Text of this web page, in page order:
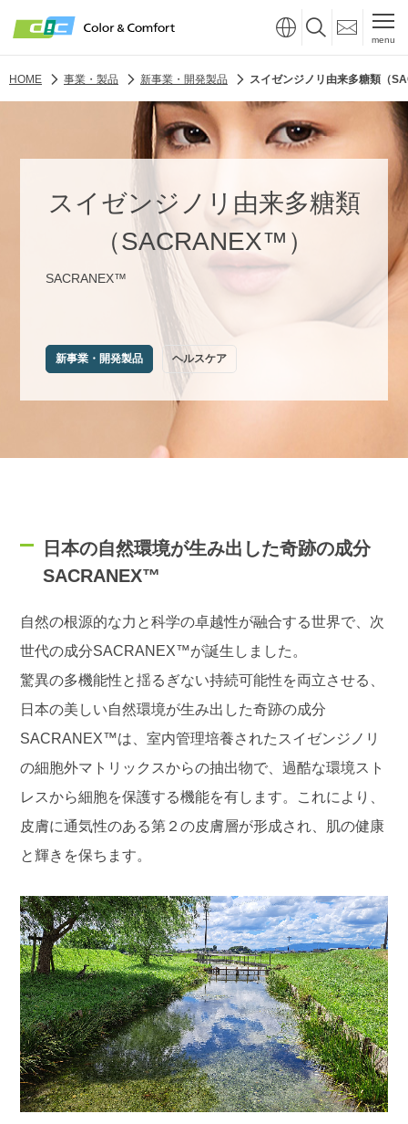
menu
HOME 事業・製品 新事業・開発製品 スイゼンジノリ由来多糖類（
スイゼンジノリ由来多糖類
（SACRANEX™）
SACRANEX™
新事業・開発製品 ヘルスケア
日本の自然環境が生み出した奇跡の成分
SACRANEX™
自然の根源的な力と科学の卓越性が融合する世界で、次
世代の成分SACRANEX™が誕生しました。
驚異の多機能性と揺るぎない持続可能性を両立させる、
日本の美しい自然環境が生み出した奇跡の成分
SACRANEX™は、室内管理培養されたスイゼンジノリ
の細胞外マトリックスからの抽出物で、過酷な環境スト
レスから細胞を保護する機能を有します。これにより、
皮膚に通気性のある第２の皮膚層が形成され、肌の健康
と輝きを保ちます。